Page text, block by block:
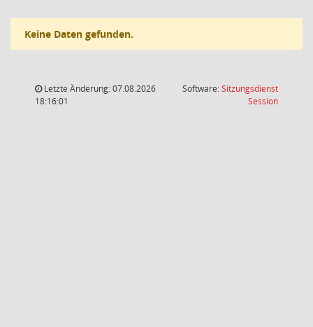
Keine Daten gefunden.
Letzte Änderung: 07.08.2026
18:16:01
Software:Sitzungsdienst
Session(Wird in